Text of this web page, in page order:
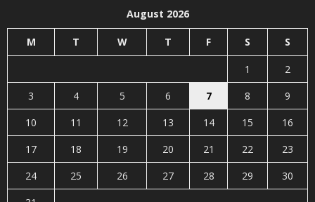
August 2026
M T W T F S S
1
2
3
4 5 6 7 8
9
10
11 12 13 14 15
16
17
18 19 20 21 22
23
24
25 26 27 28 29
30